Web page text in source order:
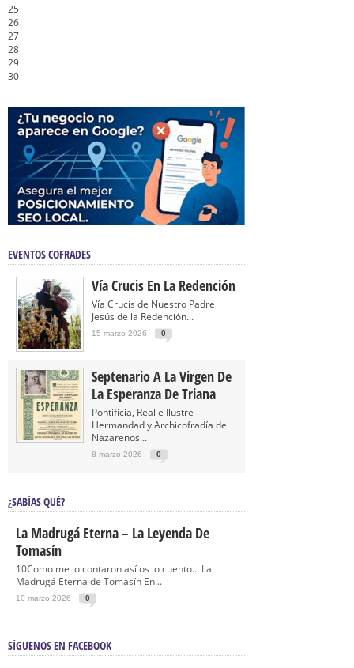
25
26
27
28
29
30
EVENTOS COFRADES
Vía Crucis En La Redención
Vía Crucis de Nuestro Padre
Jesús de la Redención...
15 marzo 2026 0
Septenario A La Virgen De
La Esperanza De Triana
Pontificia, Real e Ilustre
Hermandad y Archicofradía de
Nazarenos...
8 marzo 2026 0
¿SABÍAS QUÉ?
La Madrugá Eterna – La Leyenda De
Tomasín
10Como me lo contaron así os lo cuento… La
Madrugá Eterna de Tomasín En...
10 marzo 2026 0
SÍGUENOS EN FACEBOOK